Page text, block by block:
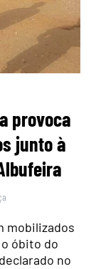
provoca
junto à
mobilizados
óbito do
no